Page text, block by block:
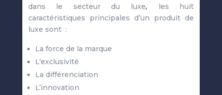
dans le secteur du luxe, les
huit
caractéristiques principales d’un produit de
luxe sont :
La force de la marque
L’exclusivité
La différenciation
L’innovation